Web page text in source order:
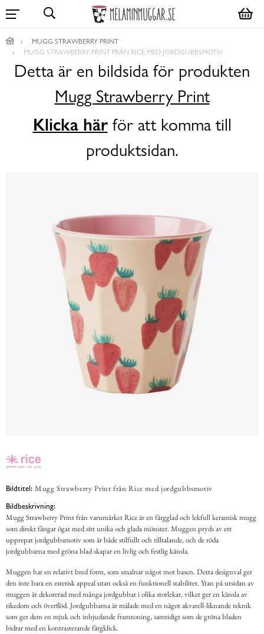
MUGG STRAWBERRY PRINT
MUGG STRAWBERRY PRINT FRÅN RICE MED JORDGUBBSMOTIV
Detta är en bildsida för produkten
Mugg Strawberry Print
Klicka härför att komma till
produktsidan.
Bildtitel: Mugg Strawberry Print från Rice med jordgubbsmotiv
Bildbeskrivning:
Mugg Strawberry Print från varumärket Rice är en färgglad och lekfull keramisk mugg
som direkt fångar ögat med sitt unika och glada mönster. Muggen pryds av ett
upprepat jordgubbsmotiv som är både stilfullt och tilltalande, och de röda
jordgubbarna med gröna blad skapar en livlig och festlig känsla.
Muggen har en relativt bred form, som smalnar något mot basen. Detta designval ger
den inte bara en estetisk appeal utan också en funktionell stabilitet. Ytan på utsidan av
muggen är dekorerad med många jordgubbar i olika storlekar, vilket ger en känsla av
rikedom och överflöd. Jordgubbarna är målade med en något akvarell-liknande teknik
som ger dem en mjuk och inbjudande framtoning, samtidigt som de gröna bladen
bidrar med en kontrasterande färgklick.